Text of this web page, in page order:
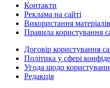
Контакти
Реклама на сайті
Використання
Правила користування
Договір користування
Політика у сфері
Угода щодо
Редакція